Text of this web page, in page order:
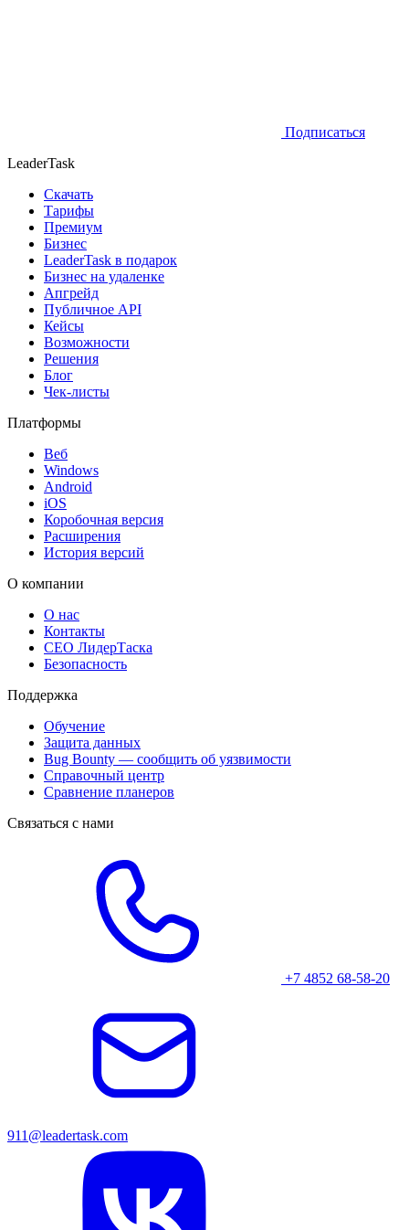
Подписаться
LeaderTask
Скачать
Тарифы
Премиум
Бизнес
LeaderTask в подарок
Бизнес на удаленке
Апгрейд
Публичное API
Кейсы
Возможности
Решения
Блог
Чек-листы
Платформы
Веб
Windows
Android
iOS
Коробочная версия
Расширения
История версий
О компании
О нас
Контакты
CEO ЛидерТаска
Безопасность
Поддержка
Обучение
Защита данных
Bug Bounty — сообщить об уязвимости
Справочный центр
Сравнение планеров
Связаться с нами
+7 4852 68-58-20
911@leadertask.com